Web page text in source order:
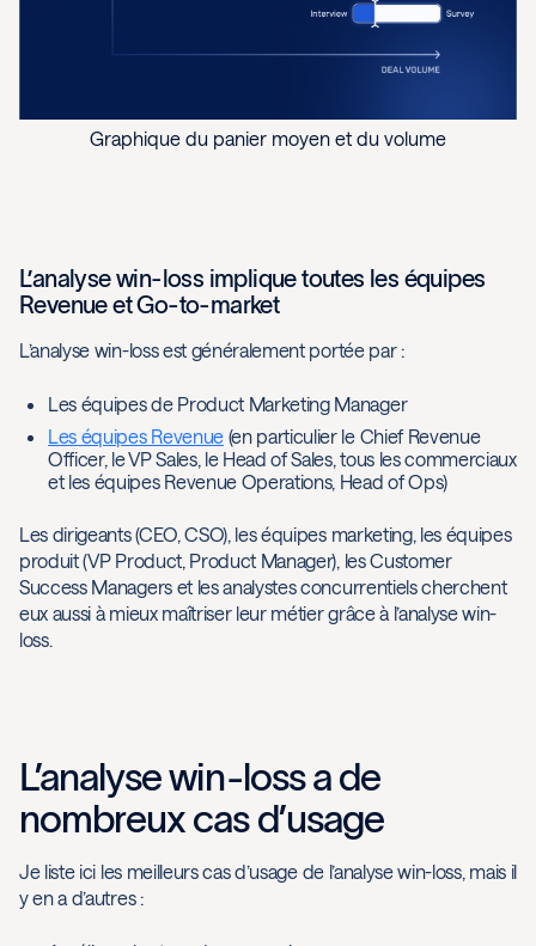
Graphique du panier moyen et du volume
L’analyse win-loss implique toutes les équipes
Revenue et Go-to-market
L’analyse win-loss est généralement portée par :
Les équipes de Product Marketing Manager
Les équipes Revenue(en particulier le Chief Revenue
Officer, le VP Sales, le Head of Sales, tous les commerciaux
et les équipes Revenue Operations, Head of Ops)
Les dirigeants (CEO, CSO), les équipes marketing, les équipes
produit (VP Product, Product Manager), les Customer
Success Managers et les analystes concurrentiels cherchent
eux aussi à mieux maîtriser leur métier grâce à l’analyse win-
loss.
L’analyse win-loss a de
nombreux cas d’usage
Je liste ici les meilleurs cas d’usage de l’analyse win-loss, mais il
y en a d’autres :